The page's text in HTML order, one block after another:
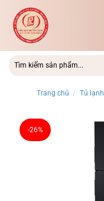
qua
dung
Trang chủ / Tủ lạnh
-26%